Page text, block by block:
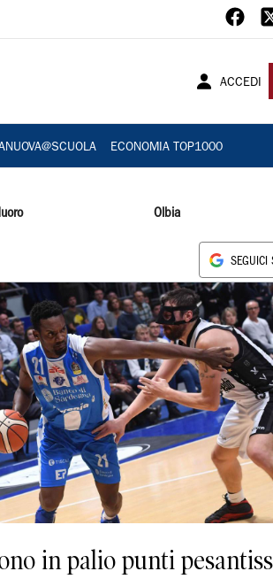
ACCEDI
ECONOMIA TOP1000
Olbia
SEGUICI
in palio punti